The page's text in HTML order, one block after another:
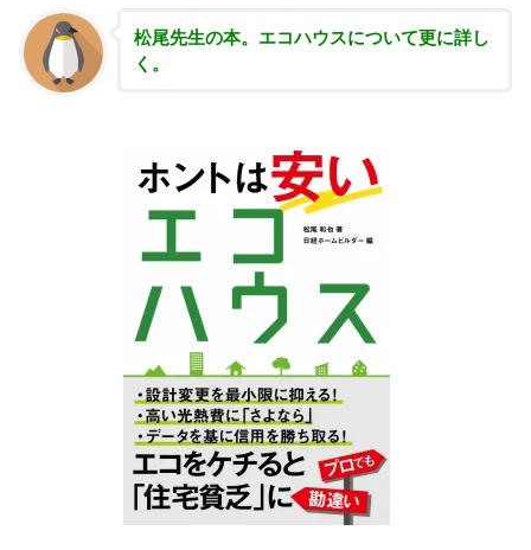
松尾先生の本。エコハウスについて更に詳し
く。